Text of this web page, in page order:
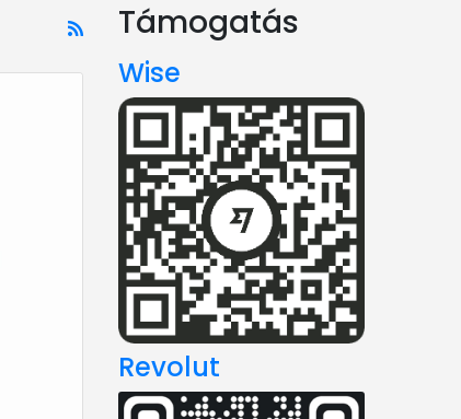
Támogatás
Wise
Revolut